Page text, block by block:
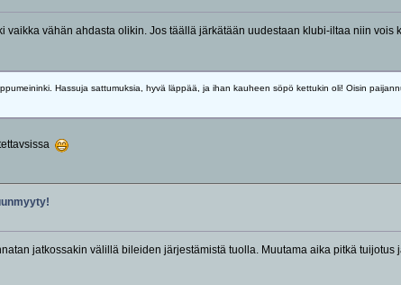
vaikka vähän ahdasta olikin. Jos täällä järkätään uudestaan klubi-iltaa niin vois
Hassuja sattumuksia, hyvä läppää, ja ihan kauheen söpö kettukin oli! Oisin
jatkossakin välillä bileiden järjestämistä tuolla. Muutama aika pitkä tuijotus